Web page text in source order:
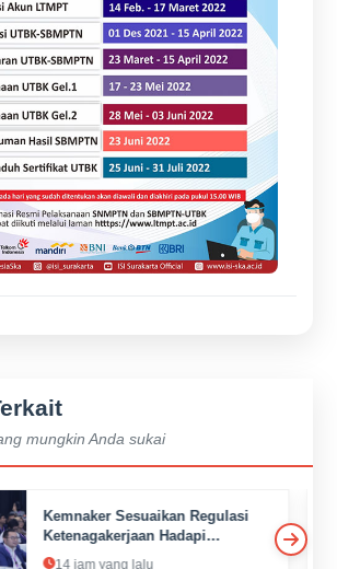
mungkin Anda sukai
Kemnaker Sesuaikan Regulasi
Ketenagakerjaan Hadapi
Dinamika Dunia Kerja
14 jam yang lalu